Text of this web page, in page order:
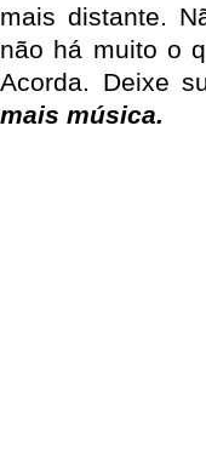
mais distante.
não há muito o
Acorda. Deixe
mais música.